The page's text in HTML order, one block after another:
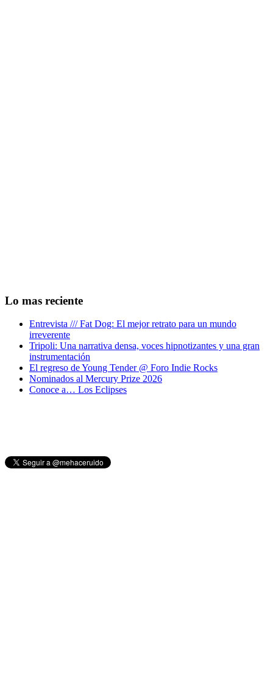
Lo mas reciente
Entrevista /// Fat Dog: El mejor retrato para un mundo
irreverente
Tripoli: Una narrativa densa, voces hipnotizantes y una gran
instrumentación
El regreso de Young Tender @ Foro Indie Rocks
Nominados al Mercury Prize 2026
Conoce a… Los Eclipses